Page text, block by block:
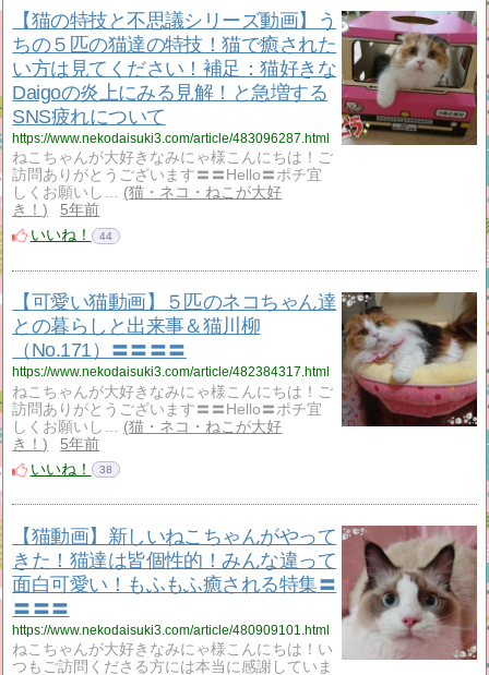
【猫の特技と不思議シリーズ動画】う
ちの５匹の猫達の特技！猫で癒された
い方は見てください！補足：猫好きな
Daigoの炎上にみる見解！と急増する
SNS疲れについて
https://www.nekodaisuki3.com/article/483096287.html
ねこちゃんが大好きなみにゃ様こんにちは！ご
訪問ありがとうございます〓〓Hello〓ポチ宜
しくお願いし…
猫・ネコ・ねこが大好
き！
5年前
いいね！
44
【可愛い猫動画】５匹のネコちゃん達
との暮らしと出来事＆猫川柳
（No.171）〓〓〓〓
https://www.nekodaisuki3.com/article/482384317.html
ねこちゃんが大好きなみにゃ様こんにちは！ご
訪問ありがとうございます〓〓Hello〓ポチ宜
しくお願いし…
猫・ネコ・ねこが大好
き！
5年前
いいね！
38
【猫動画】新しいねこちゃんがやって
きた！猫達は皆個性的！みんな違って
面白可愛い！もふもふ癒される特集〓
〓〓〓
https://www.nekodaisuki3.com/article/480909101.html
ねこちゃんが大好きなみにゃ様こんにちは！い
つもご訪問くださる方には本当に感謝していま